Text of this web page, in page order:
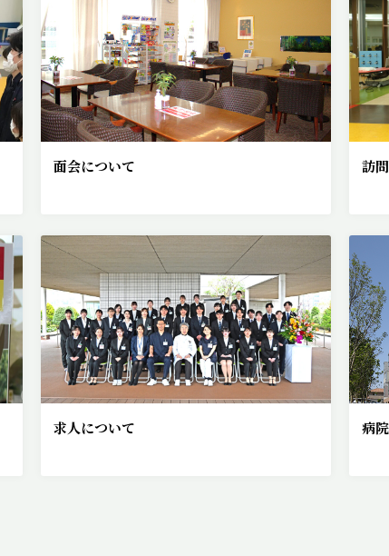
面会について 訪
求人について 病